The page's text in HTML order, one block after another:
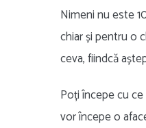
Nimeni nu este
chiar și pentru o
ceva, fiindcă
Poți începe cu
vor începe o